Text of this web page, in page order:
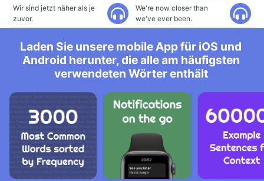
Wir sind jetzt näher als je
zuvor.
We're now closer than
we've ever been.
Laden Sie unsere mobile App für iOS und
Android herunter, die alle am häufigsten
verwendeten Wörter enthält